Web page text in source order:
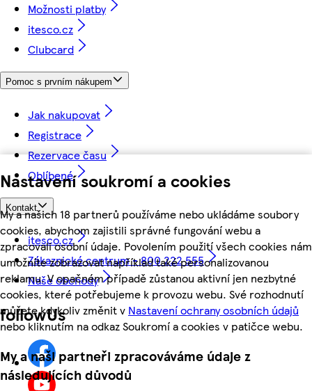
Nastavení soukromí a cookies
My a našich 18 partnerů používáme nebo ukládáme soubory
cookies, abychom zajistili správné fungování webu a
zpracovali osobní údaje. Povolením použití všech cookies nám
umožníte zobrazovat například také personalizovanou
reklamu. V opačném případě zůstanou aktivní jen nezbytné
cookies, které potřebujeme k provozu webu. Své rozhodnutí
můžete kdykoliv změnit v Nastavení ochrany osobních údajů
nebo kliknutím na odkaz Soukromí a cookies v patičce webu.
My a naši partneři zpracováváme údaje z
následujících důvodů
Možnosti platby
itesco.cz
Clubcard
Pomoc s prvním nákupem
Jak nakupovat
Registrace
Rezervace času
Oblíbené
Kontakt
itesco.cz
Zákaznické centrum - 800 222 555
Naše obchody
followUs